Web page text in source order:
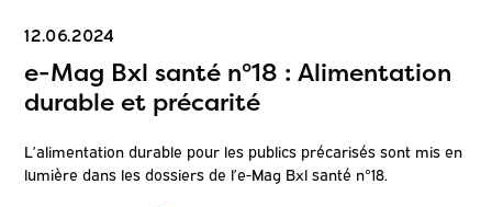
12.06.2024
e-Mag Bxl santé n°18 : Alimentation
durable et précarité
L’alimentation durable pour les publics précarisés sont mis en
lumière dans les dossiers de l’e-Mag Bxl santé n°18.